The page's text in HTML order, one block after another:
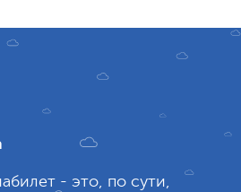
- это, по сути,